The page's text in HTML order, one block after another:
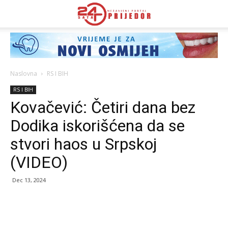
Naslovna RS I BIH
RS I BIH
Kovačević: Četiri dana bez
Dodika iskorišćena da se
stvori haos u Srpskoj
(VIDEO)
Dec 13, 2024